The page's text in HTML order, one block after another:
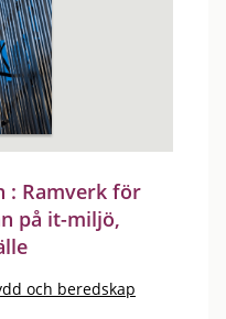
: Ramverk för
på it-miljö,
och beredskap